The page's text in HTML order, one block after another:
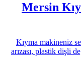
Mersin
Kıyma makineniz
arızası, plastik dişli